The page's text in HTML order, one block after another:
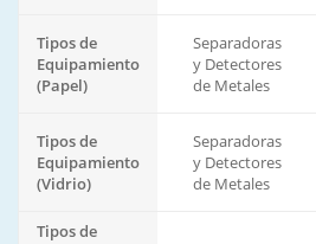
Tipos de
Equipamiento
(Papel)
Separadoras
y Detectores
de Metales
Tipos de
Equipamiento
(Vidrio)
Separadoras
y Detectores
de Metales
Tipos de